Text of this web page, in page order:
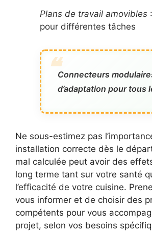
Plans de travail amovibles
pour différentes tâches
Connecteurs
d’adaptation pour tous
Ne sous-estimez pas
installation correcte dès le
mal calculée peut avoir des
long terme tant sur votre santé
l’efficacité de votre cuisine.
vous informer et de choisir des
compétents pour vous
projet, selon vos besoins